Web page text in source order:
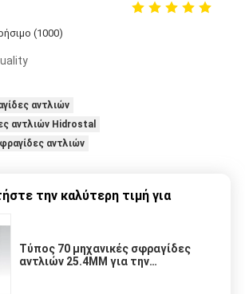
(1000)
αντλιών
αντλιών Hidrostal
αντλιών
την καλύτερη τιμή για
Τύπος 70 μηχανικές σφραγίδες
αντλιών 25.4MM για την